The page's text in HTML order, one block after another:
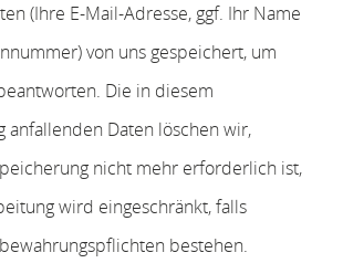
(Ihre E-Mail-Adresse, ggf. Ihr Name
von uns gespeichert, um
Die in diesem
anfallenden Daten löschen wir,
nicht mehr erforderlich ist,
wird eingeschränkt, falls
bestehen.